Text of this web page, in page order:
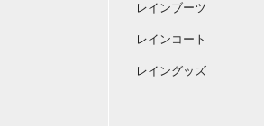
レインブーツ
レインコート
レイングッズ